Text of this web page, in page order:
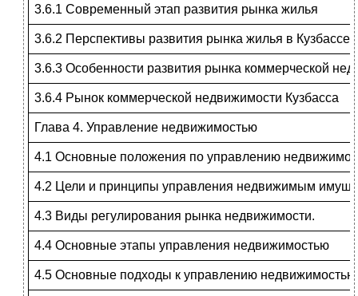
3.6.1 Современный этап развития рынка жилья
3.6.2 Перспективы развития рынка жилья в Кузбассе
3.6.3 Особенности развития рынка коммерческой
3.6.4 Рынок коммерческой недвижимости Кузбасса
Глава 4. Управление недвижимостью
4.1 Основные положения по управлению
4.2 Цели и принципы управления недвижимым
4.3 Виды регулирования рынка недвижимости.
4.4 Основные этапы управления недвижимостью
4.5 Основные подходы к управлению недвижимостью